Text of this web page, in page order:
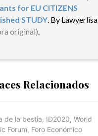
for EU CITIZENS
STUDY. By Lawyerlisa
original).
Relacionados